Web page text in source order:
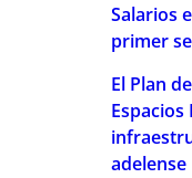
Salarios
primer
El Plan
adelense